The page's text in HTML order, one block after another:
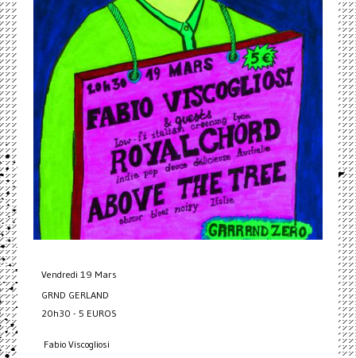
Vendredi 19 Mars
GRND GERLAND
20h30 - 5 EUROS
Fabio Viscogliosi